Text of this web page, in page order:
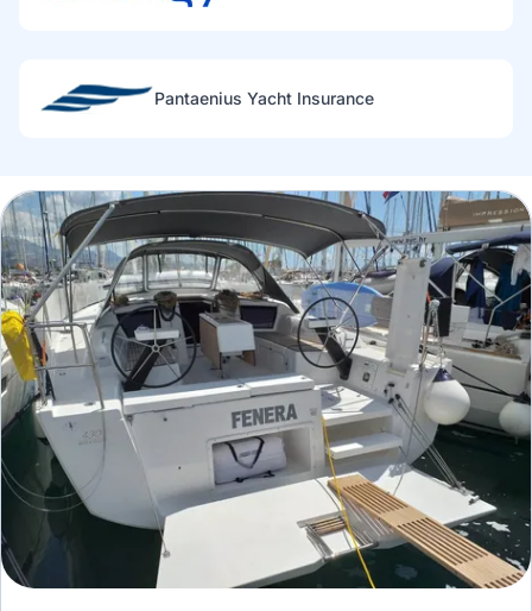
Pantaenius Yacht Insurance